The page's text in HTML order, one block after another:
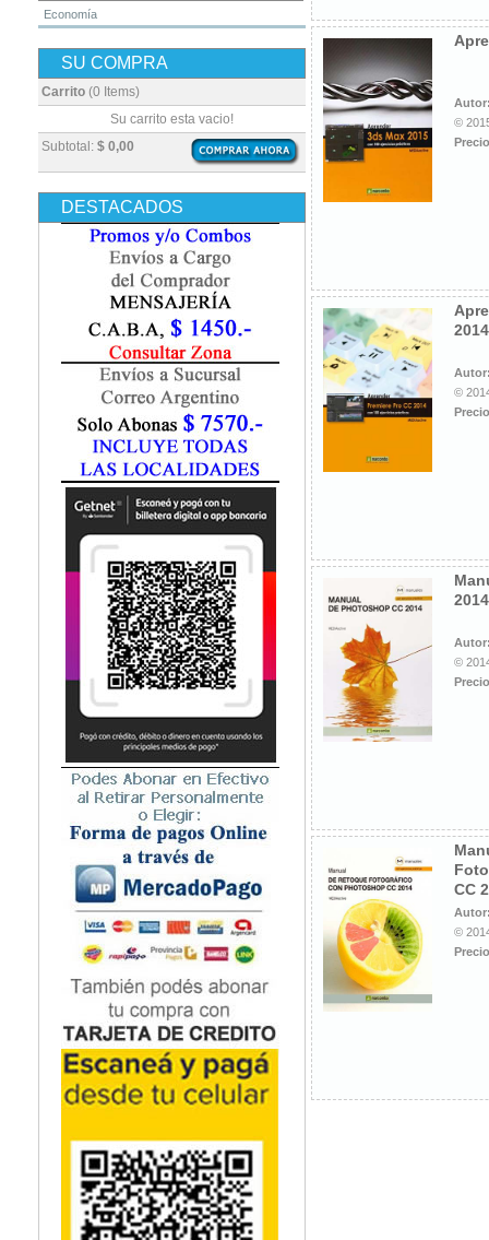
Economía
Electrónica
Estadística
Física
Higiene y Seguridad
Historia
Ingeniería
Marketing / Publicidad
Metodología Investigación
Negocios
Periodismo
Política
Programación
Psicología
Química
Recursos Humanos
Redes / LAN / WiFi
Sociología
SU COMPRA
Carrito (0 Items)
Subtotal: $ 0,00
Su carrito esta vacio!
DESTACADOS
©
2014
©
2014
©
CC
©